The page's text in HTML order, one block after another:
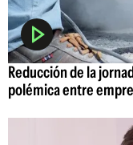
Reducción de la
polémica entre